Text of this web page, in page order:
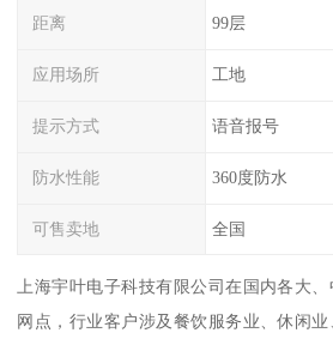
距离 99层
应用场所 工地
提示方式 语音报号
防水性能 360度防水
可售卖地 全国
上海宇叶电子科技有限公司在国内各大
网点，行业客户涉及餐饮服务业、休闲